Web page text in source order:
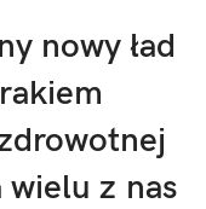
nowy ład
z nas